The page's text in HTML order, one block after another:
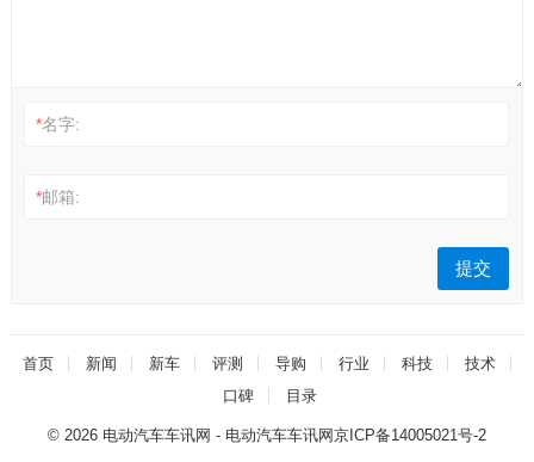
*名字:
*邮箱:
首页 新闻 新车 评测 导购 行业 科技
技术
口碑
目录
© 2026 电动汽车车讯网 - 电动汽车车讯网京ICP备14005021号-2